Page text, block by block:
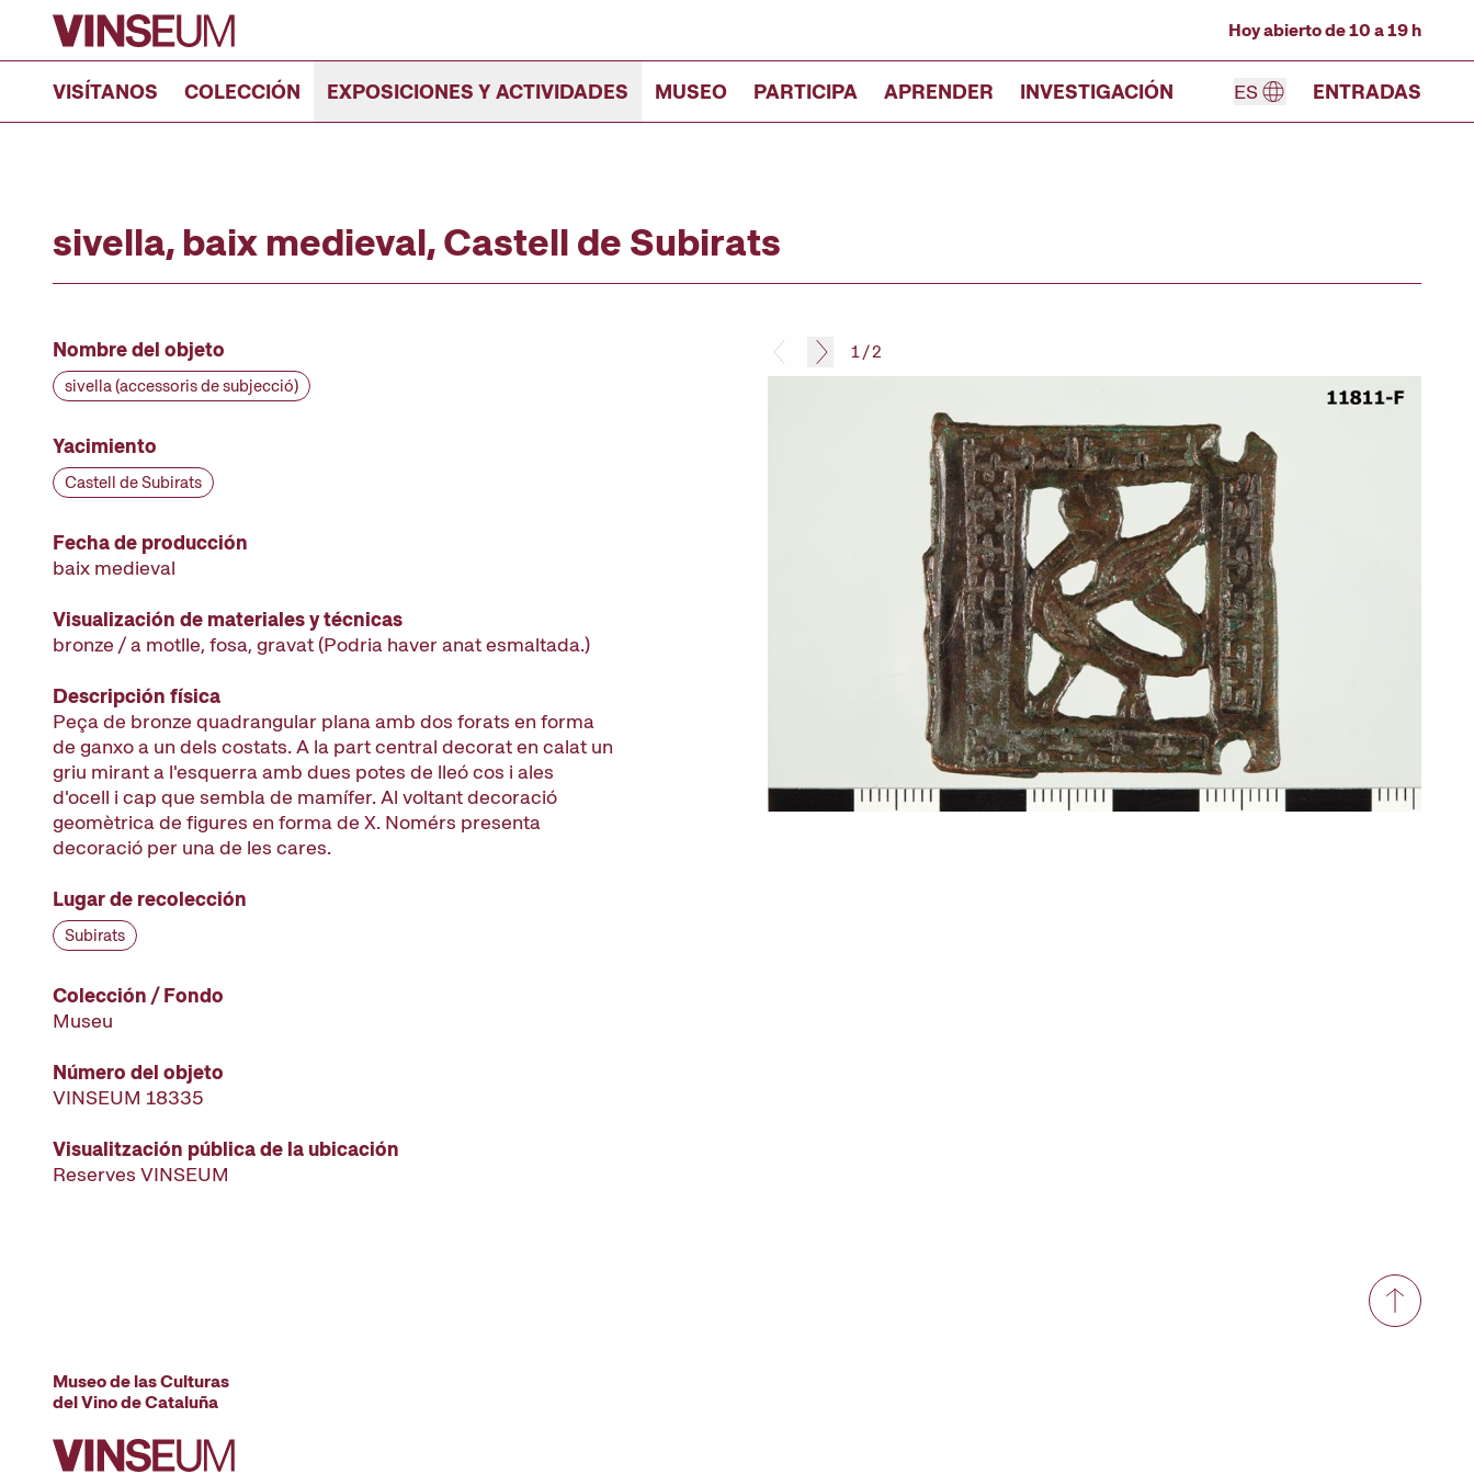
Ir al contenido
Hoy abierto de 10 a 19 h
VISÍTANOS COLECCIÓN EXPOSICIONES Y ACTIVIDADES MUSEO PARTICIPA APRENDER INVESTIGACIÓN ES ENTRADAS
sivella, baix medieval, Castell de Subirats
1/2
Nombre del objeto
sivella (accessoris de subjecció)
Yacimiento
Castell de Subirats
Fecha de producción
baix medieval
Visualización de materiales y técnicas
bronze / a motlle, fosa, gravat (Podria haver anat esmaltada.)
Descripción física
Peça de bronze quadrangular plana amb dos forats en forma
de ganxo a un dels costats. A la part central decorat en calat un
griu mirant a l'esquerra amb dues potes de lleó cos i ales
d'ocell i cap que sembla de mamífer. Al voltant decoració
geomètrica de figures en forma de X. Nomérs presenta
decoració per una de les cares.
Lugar de recolección
Subirats
Colección / Fondo
Museu
Número del objeto
VINSEUM 18335
Visualitzación pública de la ubicación
Reserves VINSEUM
Museo de las Culturas
del Vino de Cataluña